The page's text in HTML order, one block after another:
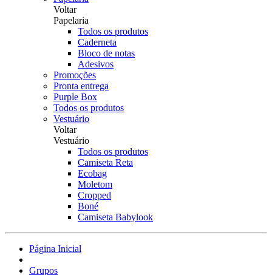
Voltar
Papelaria
Todos os produtos
Caderneta
Bloco de notas
Adesivos
Promoções
Pronta entrega
Purple Box
Todos os produtos
Vestuário
Voltar
Vestuário
Todos os produtos
Camiseta Reta
Ecobag
Moletom
Cropped
Boné
Camiseta Babylook
Página Inicial
Grupos